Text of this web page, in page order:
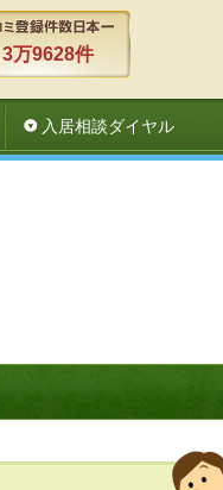
3万9628件
入居相談ダイヤル